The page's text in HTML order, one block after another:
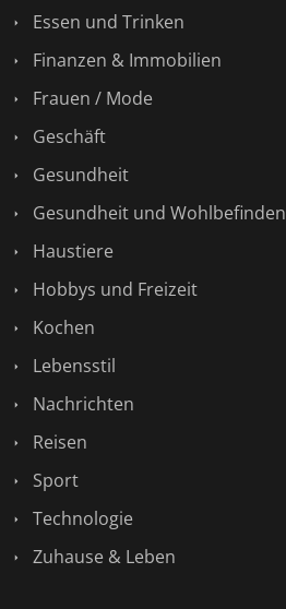
Essen und Trinken
Finanzen & Immobilien
Frauen / Mode
Geschäft
Gesundheit
Gesundheit und Wohlbefinden
Haustiere
Hobbys und Freizeit
Kochen
Lebensstil
Nachrichten
Reisen
Sport
Technologie
Zuhause & Leben